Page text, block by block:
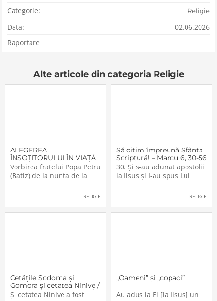
Categorie:
Religie
Data:
02.06.2026
Raportare
Alte articole din categoria Religie
ALEGEREA
ÎNSOŢITORULUI ÎN VIAŢĂ
Vorbirea fratelui Popa Petru
(Batiz) de la nunta de la
Ighiel – 17 iunie 1979 Mă
adresez, în primul rând,
bucuria aceasta: mirelui şi
RELIGIE
Să citim împreună Sfânta
Scriptură! – Marcu 6, 30-56
30. Şi s-au adunat apostolii
la Iisus şi I-au spus Lui
toate câte au făcut şi au
învăţat. 31. Şi El le-a zis:
în loc pustiu, şi odihniţi-vă
RELIGIE
Cetăţile Sodoma şi
Gomora şi cetatea Ninive /
SODOMA ÉS GOMORA ÉS
Şi cetatea Ninive a fost
„Oameni” și „copaci”
Au adus la El [la Iisus] un